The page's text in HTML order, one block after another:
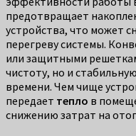
предотвращает
устройства, что может
перегреву системы.
или защитными
чистоту, но и
времени. Чем чище
передает тепло в
снижению затрат на